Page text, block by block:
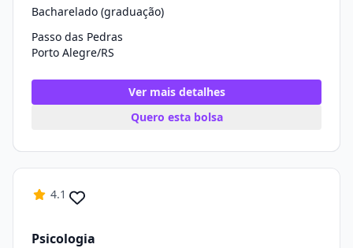
Bacharelado (graduação)
Passo das Pedras
Porto Alegre/RS
Ver mais detalhes
Quero esta bolsa
4.1
Psicologia